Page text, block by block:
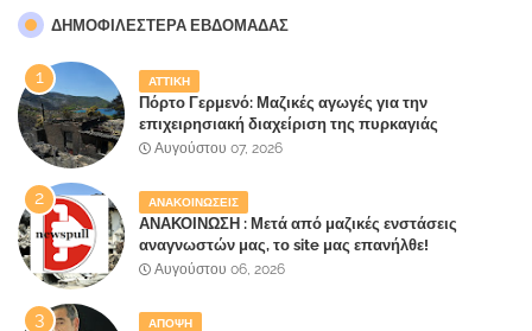
ΔΗΜΟΦΙΛΈΣΤΕΡΑ ΕΒΔΟΜΆΔΑΣ
ΑΤΤΙΚΗ
Πόρτο Γερμενό: Μαζικές αγωγές για την
επιχειρησιακή διαχείριση της πυρκαγιάς
ετοιμάζουν οι κάτοικοι!
Αυγούστου 07, 2026
ΑΝΑΚΟΙΝΩΣΕΙΣ
ΑΝΑΚΟΙΝΩΣΗ : Μετά από μαζικές ενστάσεις
αναγνωστών μας, το site μας επανήλθε!
Αυγούστου 06, 2026
ΑΠΟΨΗ